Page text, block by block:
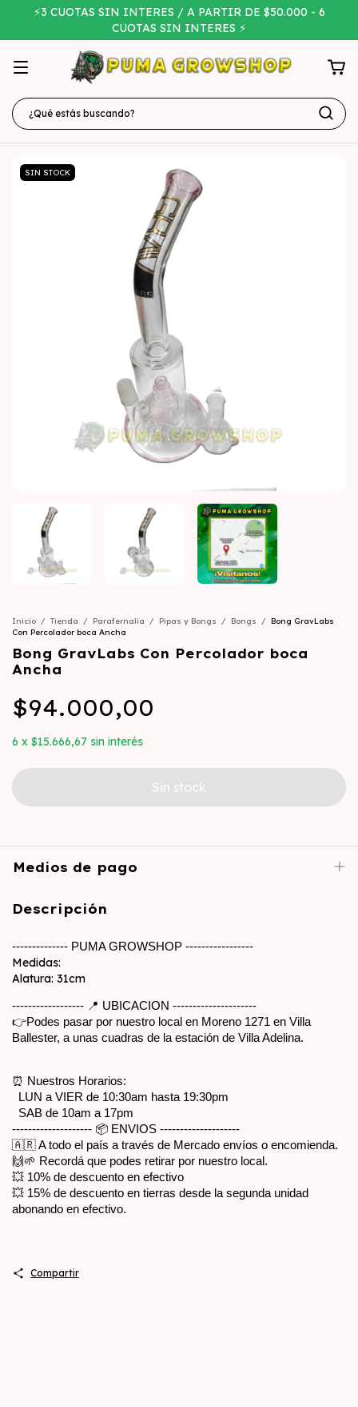
⚡3 CUOTAS SIN INTERES / A PARTIR DE $50.000 - 6
CUOTAS SIN INTERES ⚡
SIN STOCK
Inicio / Tienda / Parafernalia / Pipas y Bongs / Bongs / Bong GravLabs
Con Percolador boca Ancha
Bong GravLabs Con Percolador boca
Ancha
$94.000,00
6 x $15.666,67 sin interés
Medios de pago
Descripción
-------------- PUMA GROWSHOP -----------------
Medidas:
Alatura: 31cm
------------------ 📍 UBICACION ---------------------
👉Podes pasar por nuestro local en Moreno 1271 en Villa
Ballester, a unas cuadras de la estación de Villa Adelina.
⏰ Nuestros Horarios:
LUN a VIER de 10:30am hasta 19:30pm
SAB de 10am a 17pm
-------------------- 📦 ENVIOS --------------------
🇦🇷 A todo el país a través de Mercado envíos o encomienda.
🙌🌱 Recordá que podes retirar por nuestro local.
💥 10% de descuento en efectivo
💥 15% de descuento en tierras desde la segunda unidad
abonando en efectivo.
Compartir